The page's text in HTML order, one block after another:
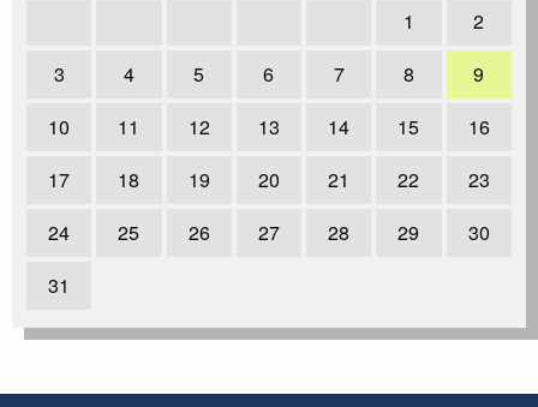
05.12.2019
| Weihnachtsfeier der Jugendfeuerwehr
29.09.2019
| Jugendfeuerwehr rückt zur Überörtlichen
Unterstützung aus. Zum Glück war es nur eine Übung.
Jugendfeuerwehr
1
next
1
2
3
4 5 6 7 8
9
10
11 12 13 14 15
16
17
18 19 20 21 22
23
24
25 26 27 28 29
30
31